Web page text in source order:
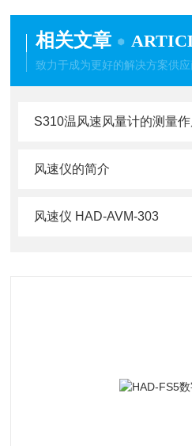
相关文章
致力于成为更好的解决方案供应
S310温风速风量计的测量
风速仪的简介
风速仪 HAD-AVM-303